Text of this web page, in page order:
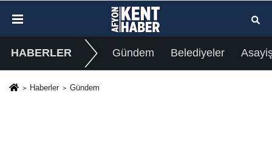
HABERLER Gündem Belediyeler
Haberler Gündem